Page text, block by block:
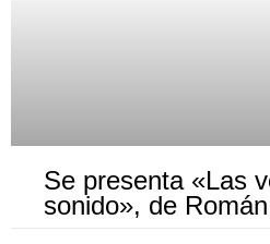
Se presenta «Las
sonido», de